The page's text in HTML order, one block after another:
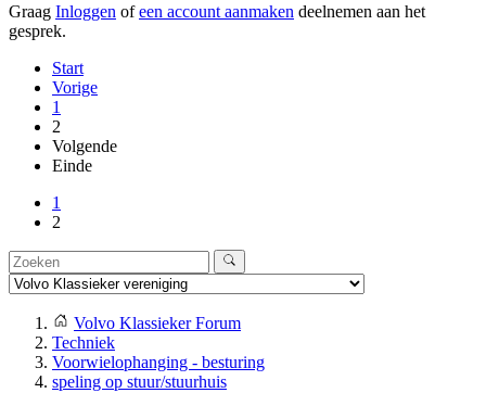
Graag Inloggen ofeen account aanmaken deelnemen aan het
gesprek.
Start
Vorige
1
2
Volgende
Einde
1
2
Volvo Klassieker Forum
Techniek
Voorwielophanging - besturing
speling op stuur/stuurhuis